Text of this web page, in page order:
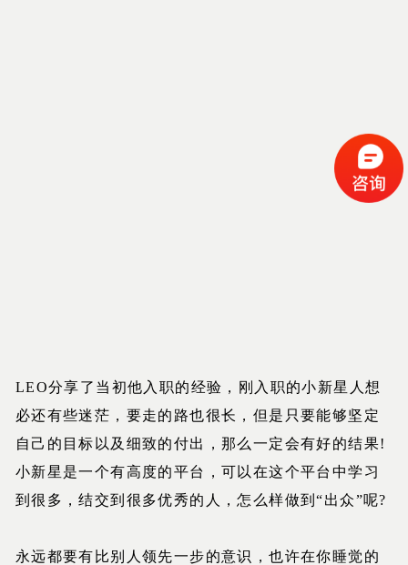
LEO分享了当初他入职的经验，刚入职的小新星人想
必还有些迷茫，要走的路也很长，但是只要能够坚定
自己的目标以及细致的付出，那么一定会有好的结果!
小新星是一个有高度的平台，可以在这个平台中学习
到很多，结交到很多优秀的人，怎么样做到“出众”呢?
永远都要有比别人领先一步的意识，也许在你睡觉的